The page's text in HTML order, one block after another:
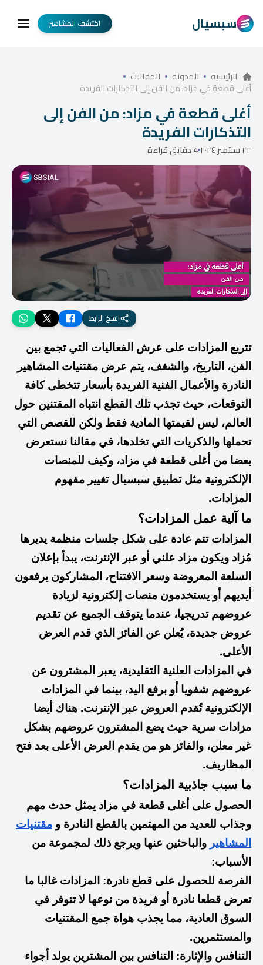
سبسيال اكتشف المشاهير
الرئيسية المدونة المقالات
أغلى قطعة في مزاد: من الفن إلى التذكارات الفريدة
أغلى قطعة في مزاد: من الفن إلى
التذكارات الفريدة
٢٢ سبتمبر ٢٠٢٤ 4 دقائق قراءة
انسخ الرابط
تتربع المزادات على عرش الفعاليات التي تجمع بين
الفن، التاريخ، والشغف، يتم عرض مقتنيات المشاهير
النادرة والأعمال الفنية الفريدة بأسعار تتخطى كافة
التوقعات، حيث تجذب تلك القطع انتباه المقتنين حول
العالم، ليس لقيمتها المادية فقط ولكن للقصص التي
تحملها والذكريات التي تخلدها، في مقالنا نستعرض
بعضا من أغلى قطعة في مزاد، وكيف للمنصات
الإلكترونية مثل تطبيق سبسيال تغيير مفهوم
المزادات.
ما آلية عمل المزادات؟
المزادات تتم عادة على شكل جلسات منظمة يديرها
مُزاد ويكون مزاد علني أو عبر الإنترنت، يبدأ بإعلان
السلعة المعروضة وسعر الافتتاح، المشاركون يرفعون
أيديهم أو يستخدمون منصات إلكترونية لزيادة
عروضهم تدريجيا، عندما يتوقف الجميع عن تقديم
عروض جديدة، يُعلن عن الفائز الذي قدم العرض
الأعلى.
في المزادات العلنية التقليدية، يعبر المشترون عن
عروضهم شفويا أو برفع اليد، بينما في المزادات
الإلكترونية تُقدم العروض عبر الإنترنت. هناك أيضا
مزادات سرية حيث يضع المشترون عروضهم بشكل
غير معلن، والفائز هو من يقدم العرض الأعلى بعد فتح
المظاريف.
ما سبب جاذبية المزادات؟
الحصول على أغلى قطعة في مزاد يمثل حدث مهم
وجذاب للعديد من المهتمين بالقطع النادرة و مقتنيات
المشاهير والباحثين عنها ويرجع ذلك لمجموعة من
الأسباب:
الفرصة للحصول على قطع نادرة: المزادات غالبا ما
تعرض قطعا نادرة أو فريدة من نوعها لا تتوفر في
السوق العادية، مما يجذب هواة جمع المقتنيات
والمستثمرين.
التنافس والإثارة: التنافس بين المشترين يولد أجواء